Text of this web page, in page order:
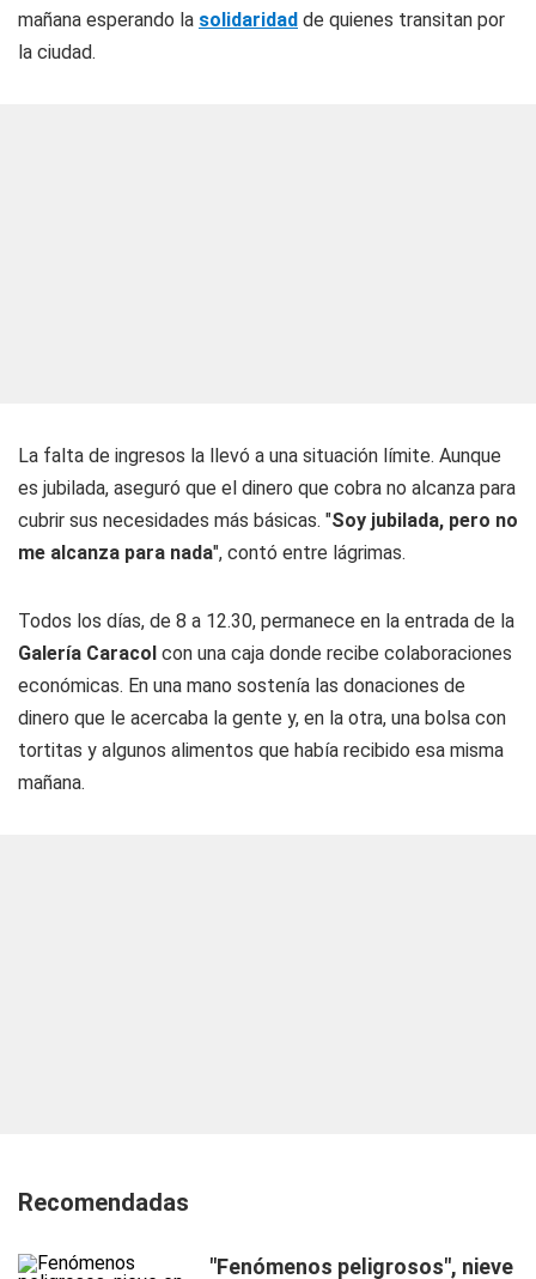
mañana esperando la solidaridad de quienes transitan por
la ciudad.
La falta de ingresos la llevó a una situación límite. Aunque
es jubilada, aseguró que el dinero que cobra no alcanza para
cubrir sus necesidades más básicas. "Soy jubilada, pero no
me alcanza para nada", contó entre lágrimas.
Todos los días, de 8 a 12.30, permanece en la entrada de la
Galería Caracol con una caja donde recibe colaboraciones
económicas. En una mano sostenía las donaciones de
dinero que le acercaba la gente y, en la otra, una bolsa con
tortitas y algunos alimentos que había recibido esa misma
mañana.
Recomendadas
"Fenómenos peligrosos", nieve